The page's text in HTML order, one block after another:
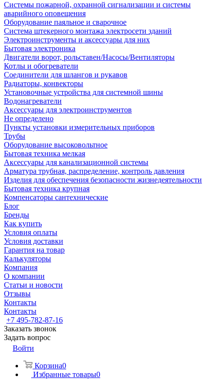
Системы пожарной, охранной сигнализации и системы
аварийного оповещения
Оборудование паяльное и сварочное
Система штекерного монтажа электросети зданий
Электроинструменты и аксессуары для них
Бытовая электроника
Двигатели ворот, рольставен/Насосы/Вентиляторы
Котлы и обогреватели
Соединители для шлангов и рукавов
Радиаторы, конвекторы
Установочные устройства для системной шины
Водонагреватели
Аксессуары для электроинструментов
Не определено
Пункты установки измерительных приборов
Трубы
Оборудование высоковольтное
Бытовая техника мелкая
Аксессуары для канализационной системы
Арматура трубная, распределение, контроль давления
Изделия для обеспечения безопасности жизнедеятельности
Бытовая техника крупная
Компенсаторы сантехнические
Блог
Бренды
Как купить
Условия оплаты
Условия доставки
Гарантия на товар
Калькуляторы
Компания
О компании
Статьи и новости
Отзывы
Контакты
Контакты
+7 495-782-87-16
Заказать звонок
Задать вопрос
Войти
Корзина0
Избранные товары0